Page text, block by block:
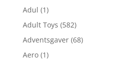
Adul (1)
Adult Toys (582)
Adventsgaver (68)
Aero (1)